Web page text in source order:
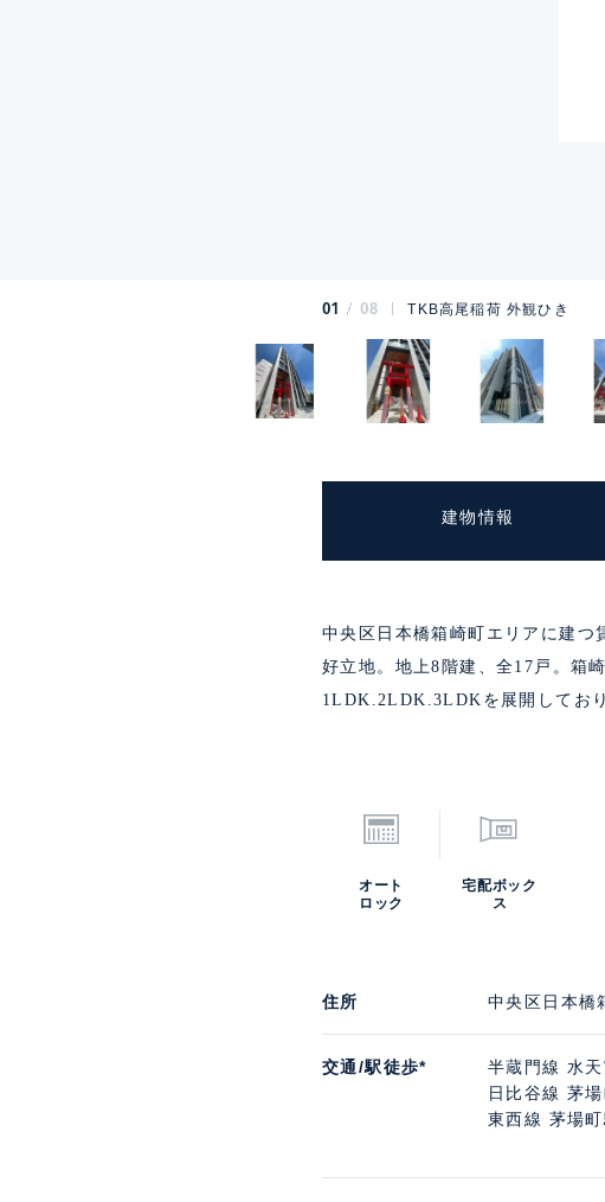
01 08 TKB高尾稲荷 外観ひき
建物情報
中央区日本橋箱崎町エリアに建つ
好立地。地上8階建、全17戸。箱
1LDK.2LDK.3LDKを展開してお
オート
ロック
宅配ボック
ス
住所 中央区日本橋
交通/駅徒歩*
半蔵門線 水
日比谷線 茅場
東西線 茅場町